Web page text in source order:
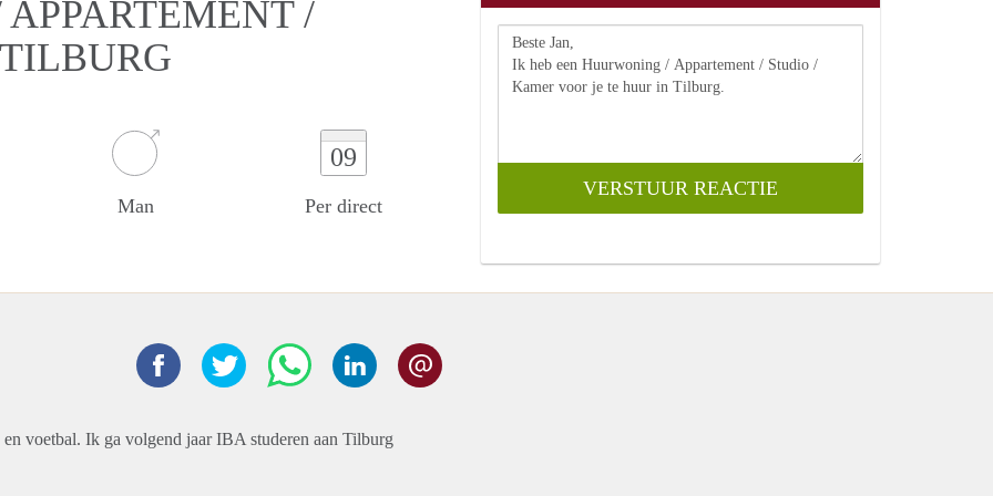
/
Man
09
Per direct
voetbal. Ik ga volgend jaar IBA studeren aan Tilburg